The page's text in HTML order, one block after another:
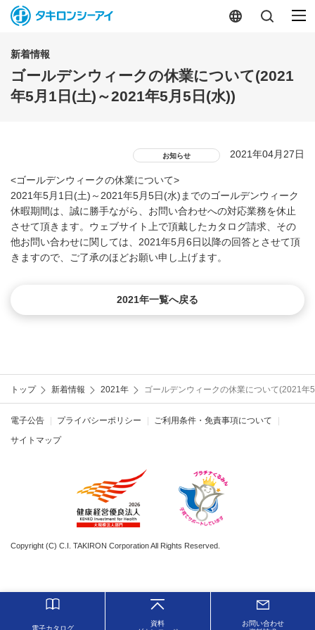
新着情報
ゴールデンウィークの休業について(2021
年5月1日(土)～2021年5月5日(水))
お知らせ 2021年04月27日
<ゴールデンウィークの休業について>
2021年5月1日(土)～2021年5月5日(水)までのゴールデンウィーク
休暇期間は、誠に勝手ながら、お問い合わせへの対応業務を休止
させて頂きます。ウェブサイト上で頂戴したカタログ請求、その
他お問い合わせに関しては、2021年5月6日以降の回答とさせて頂
きますので、ご了承のほどお願い申し上げます。
2021年一覧へ戻る
トップ 新着情報 2021年 ゴールデンウィークの休業について(2021
電子カタログ
資料
お問い合わせ
電子公告 プライバシーポリシー
ご利用条件・免責事項について
サイトマップ
Copyright (C) C.I. TAKIRON Corporation All Rights Reserved.